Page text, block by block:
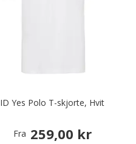
ID Yes Polo T-skjorte, Hvit
Fra 259,00 kr